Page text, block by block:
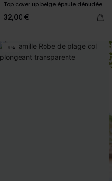
Top cover up beige épaule dénudée
32,00 €
-9%